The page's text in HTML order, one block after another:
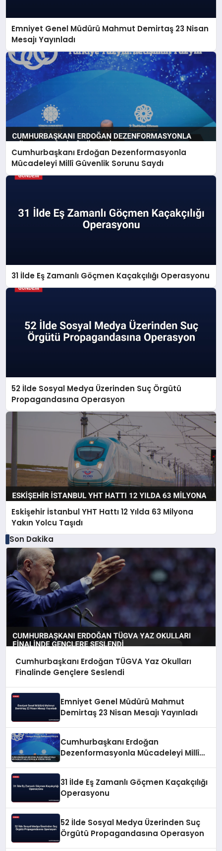
Emniyet Genel Müdürü Mahmut Demirtaş 23 Nisan
Mesajı Yayınladı
Cumhurbaşkanı Erdoğan Dezenformasyonla
Mücadeleyi Millî Güvenlik Sorunu Saydı
31 İlde Eş Zamanlı Göçmen Kaçakçılığı Operasyonu
52 İlde Sosyal Medya Üzerinden Suç Örgütü
Propagandasına Operasyon
Eskişehir İstanbul YHT Hattı 12 Yılda 63 Milyona
Yakın Yolcu Taşıdı
Son Dakika
Cumhurbaşkanı Erdoğan TÜGVA Yaz Okulları
Finalinde Gençlere Seslendi
Emniyet Genel Müdürü Mahmut
Demirtaş 23 Nisan Mesajı Yayınladı
Cumhurbaşkanı Erdoğan
Dezenformasyonla Mücadeleyi Millî
31 İlde Eş Zamanlı Göçmen Kaçakçılığı
Operasyonu
52 İlde Sosyal Medya Üzerinden Suç
Örgütü Propagandasına Operasyon